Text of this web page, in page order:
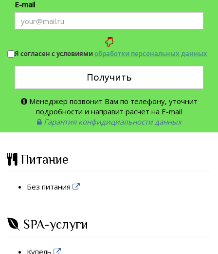
E-mail
Я согласен с условиямиобработки персональных данных
Получить
Менеджер позвонит Вам по телефону, уточнит
подробности и направит расчет на E-mail
Гарантия конфидициальности данных
Питание
Без питания
SPA-услуги
Купель